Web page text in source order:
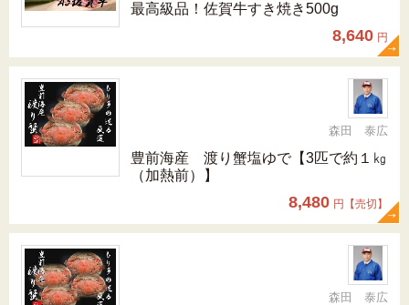
最高級品！佐賀牛すき焼き500g
8,640 円
森田 泰広
豊前海産 渡り蟹塩ゆで【3匹で約１㎏
（加熱前）】
8,480 円【売切】
森田 泰広